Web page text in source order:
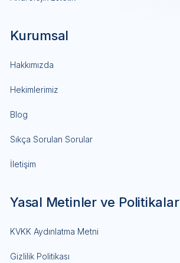
Kurumsal
Hakkımızda
Hekimlerimiz
Blog
Sıkça Sorulan Sorular
İletişim
Yasal Metinler ve Politikalar
KVKK Aydınlatma Metni
Gizlilik Politikası